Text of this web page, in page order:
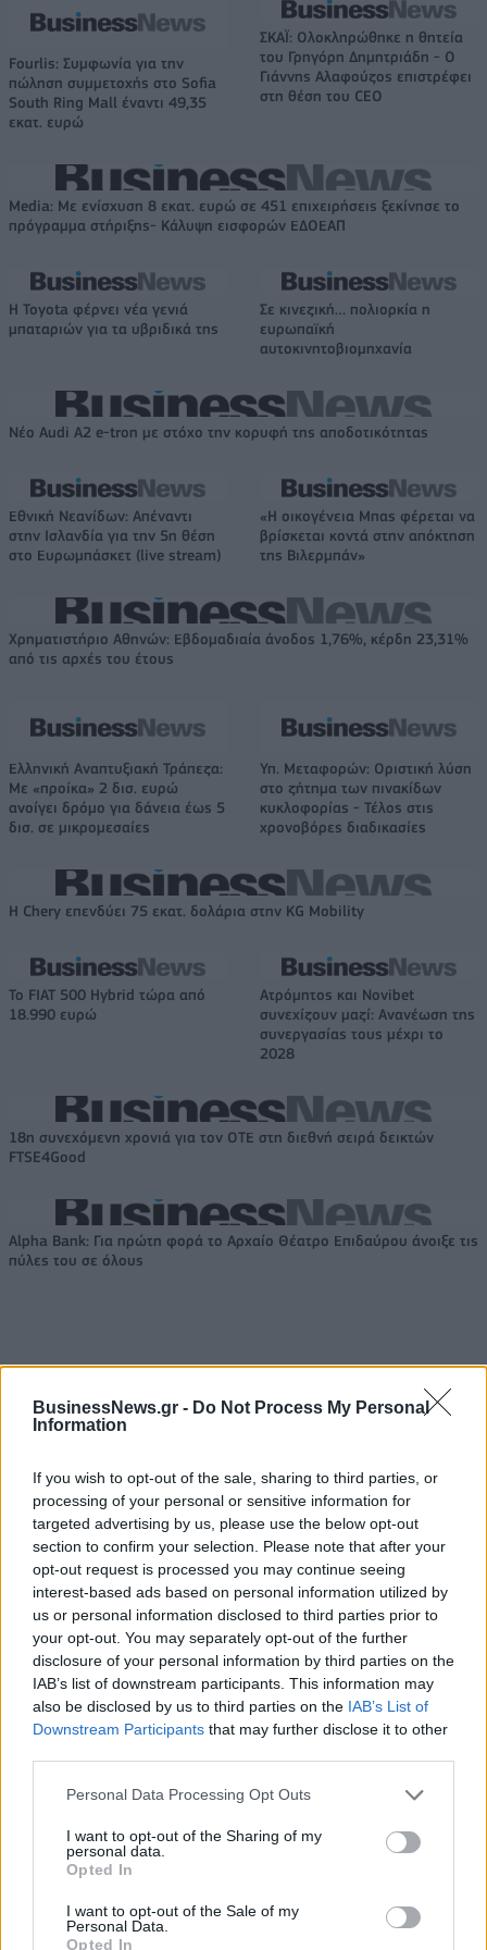
BusinessNews.gr - Do Not Process My Personal
Information
If you wish to opt-out of the sale, sharing to third parties, or
processing of your personal or sensitive information for
targeted advertising by us, please use the below opt-out
section to confirm your selection. Please note that after your
opt-out request is processed you may continue seeing
interest-based ads based on personal information utilized by
us or personal information disclosed to third parties prior to
your opt-out. You may separately opt-out of the further
disclosure of your personal information by third parties on the
IAB’s list of downstream participants. This information may
also be disclosed by us to third parties on the IAB’s List of
Downstream Participants that may further disclose it to other
Personal Data Processing Opt Outs
I want to opt-out of the Sharing of my
personal data.
Opted In
I want to opt-out of the Sale of my
Personal Data.
Opted In
Fourlis: Συμφωνία για την
πώληση συμμετοχής στο Sofia
South Ring Mall έναντι 49,35
εκατ. ευρώ
ΣΚΑΪ: Ολοκληρώθηκε η θητεία
του Γρηγόρη Δημητριάδη - Ο
Γιάννης Αλαφούζος επιστρέφει
στη θέση του CEO
Media: Με ενίσχυση 8 εκατ. ευρώ σε 451 επιχειρήσεις ξεκίνησε το
πρόγραμμα στήριξης- Κάλυψη εισφορών ΕΔΟΕΑΠ
Η Toyota φέρνει νέα γενιά
μπαταριών για τα υβριδικά της
Σε κινεζική… πολιορκία η
ευρωπαϊκή
αυτοκινητοβιομηχανία
Νέο Audi A2 e-tron με στόχο την κορυφή της αποδοτικότητας
Εθνική Νεανίδων: Απέναντι
στην Ισλανδία για την 5η θέση
στο Ευρωμπάσκετ (live stream)
«Η οικογένεια Μπας φέρεται να
βρίσκεται κοντά στην απόκτηση
της Βιλερμπάν»
Χρηματιστήριο Αθηνών: Εβδομαδιαία άνοδος 1,76%, κέρδη 23,31%
από τις αρχές του έτους
Ελληνική Αναπτυξιακή Τράπεζα:
Με «προίκα» 2 δισ. ευρώ
ανοίγει δρόμο για δάνεια έως 5
δισ. σε μικρομεσαίες
Υπ. Μεταφορών: Οριστική λύση
στο ζήτημα των πινακίδων
κυκλοφορίας - Τέλος στις
χρονοβόρες διαδικασίες
Η Chery επενδύει 75 εκατ. δολάρια στην KG Mobility
Το FIAT 500 Hybrid τώρα από
18.990 ευρώ
Ατρόμητος και Novibet
συνεχίζουν μαζί: Ανανέωση της
συνεργασίας τους μέχρι το
2028
18η συνεχόμενη χρονιά για τον ΟΤΕ στη διεθνή σειρά δεικτών
FTSE4Good
Alpha Bank: Για πρώτη φορά το Αρχαίο Θέατρο Επιδαύρου άνοιξε τις
πύλες του σε όλους
ΠΕΡΙΣΣΌΤΕΡΑ ΣΕ ΑΥΤΉ ΤΗΝ ΚΑΤΗΓΟΡΊΑ
Εκτακτο δελτίο
επιδείνωσης καιρού: Χιόνια
και παγετός
21/02/2019 - 02:00
Πρόταση Μητσοτάκη για
ελεγχόμενους χώρους
χρήσης ναρκωτικών
21/02/2019 - 02:00